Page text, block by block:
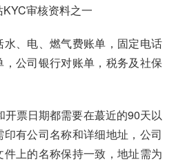
审核资料之一
、电、燃气费账单，固定电话
公司银行对账单，税务及社保
开票日期都需要在蕞近的90天以
有公司名称和详细地址，公司
上的名称保持一致，地址需为